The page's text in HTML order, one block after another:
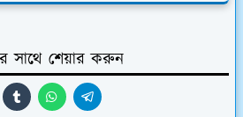
সাথে শেয়ার করুন